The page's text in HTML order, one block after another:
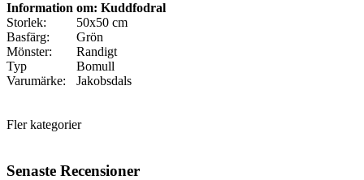
Information om: Kuddfodral
Storlek:
50x50 cm
Basfärg:
Grön
Mönster:
Randigt
Typ
Bomull
Varumärke:
Jakobsdals
Fler kategorier
Senaste Recensioner